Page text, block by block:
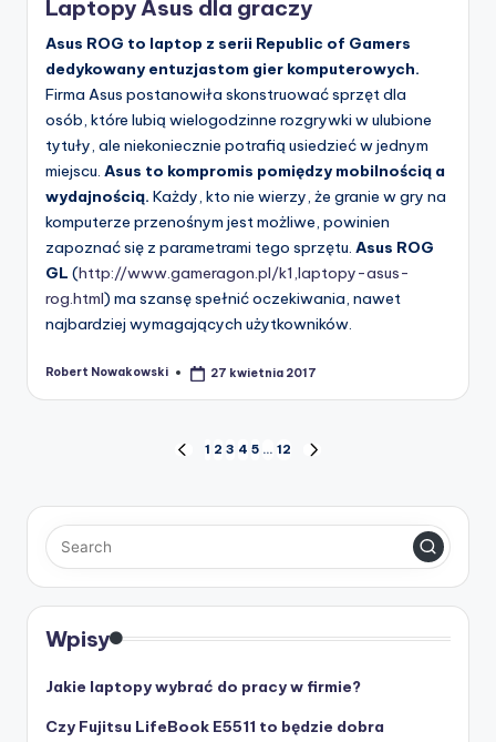
Laptopy Asus dla graczy
Asus ROG to laptop z serii Republic of Gamers
dedykowany entuzjastom gier komputerowych.
Firma Asus postanowiła skonstruować sprzęt dla
osób, które lubią wielogodzinne rozgrywki w ulubione
tytuły, ale niekoniecznie potrafią usiedzieć w jednym
miejscu. Asus to kompromis pomiędzy mobilnością a
wydajnością. Każdy, kto nie wierzy, że granie w gry na
komputerze przenośnym jest możliwe, powinien
zapoznać się z parametrami tego sprzętu. Asus ROG
GL (http://www.gameragon.pl/k1,laptopy-asus-
rog.html) ma szansę spełnić oczekiwania, nawet
najbardziej wymagających użytkowników.
Posted
Robert Nowakowski 27 kwietnia 2017
Stronicowanie
wpisów
PREVIOUS
1 2 3 4 5 … 12
Wpisy
Jakie laptopy wybrać do pracy w firmie?
Czy Fujitsu LifeBook E5511 to będzie dobra